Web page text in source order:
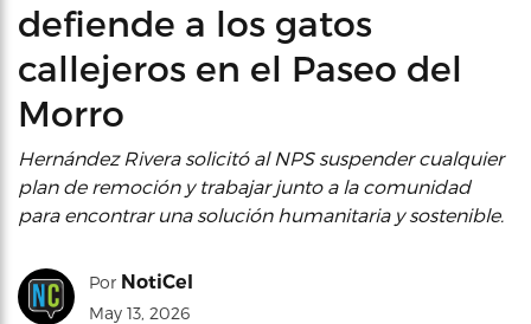
defiende a los gatos
callejeros en el Paseo del
Morro
Hernández Rivera solicitó al NPS suspender cualquier
plan de remoción y trabajar junto a la comunidad
para encontrar una solución humanitaria y sostenible.
Por NotiCel
May 13, 2026